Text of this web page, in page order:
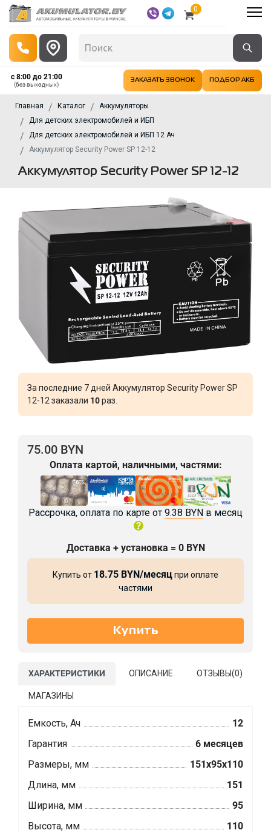
0
с 8:00 до 21:00
(без выходных)
ЗАКАЗАТЬ ЗВОНОК ПОДБОР АКБ
Главная Каталог
Аккумуляторы
Для детских электромобилей и ИБП
Для детских электромобилей и ИБП 12 Ач
Аккумулятор Security Power SP 12-12
Аккумулятор Security Power SP 12-12
За последние 7 дней Аккумулятор Security Power SP
12-12 заказали 10раз.
75.00 BYN
Оплата картой, наличными, частями:
Рассрочка, оплата по карте от 9.38 BYN в месяц
Доставка + установка = 0 BYN
Купить от 18.75 BYN/месяцпри оплате
частями
ХАРАКТЕРИСТИКИ ОПИСАНИЕ ОТЗЫВЫ(0)
МАГАЗИНЫ
Емкость, Ач
12
Гарантия
6 месяцев
Размеры, мм
151x95x110
Длина, мм
151
Ширина, мм
95
Высота, мм
110